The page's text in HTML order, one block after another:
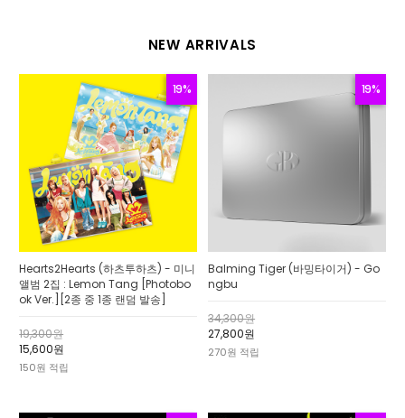
NEW ARRIVALS
19%
Hearts2Hearts (하츠투하츠) - 미니
앨범 2집 : Lemon Tang [Photobo
ok Ver.][2종 중 1종 랜덤 발송]
19,300원
15,600원
150원 적립
19%
Balming Tiger (바밍타이거) - Go
ngbu
34,300원
27,800원
270원 적립